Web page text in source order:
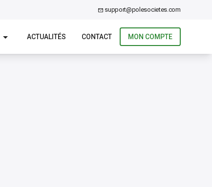
support@polesocietes.com
ACTUALITÉS CONTACT MON COMPTE